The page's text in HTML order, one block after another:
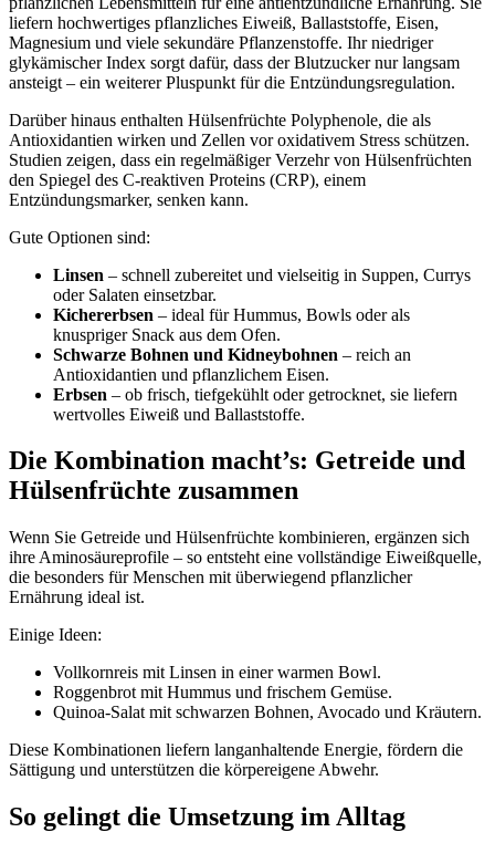
liefern hochwertiges pflanzliches Eiweiß, Ballaststoffe, Eisen,
Magnesium und viele sekundäre Pflanzenstoffe. Ihr niedriger
glykämischer Index sorgt dafür, dass der Blutzucker nur langsam
ansteigt – ein weiterer Pluspunkt für die Entzündungsregulation.
Darüber hinaus enthalten Hülsenfrüchte Polyphenole, die als
Antioxidantien wirken und Zellen vor oxidativem Stress schützen.
Studien zeigen, dass ein regelmäßiger Verzehr von Hülsenfrüchten
den Spiegel des C-reaktiven Proteins (CRP), einem
Entzündungsmarker, senken kann.
Gute Optionen sind:
Linsen – schnell zubereitet und vielseitig in Suppen, Currys
oder Salaten einsetzbar.
Kichererbsen – ideal für Hummus, Bowls oder als
knuspriger Snack aus dem Ofen.
Schwarze Bohnen und Kidneybohnen – reich an
Antioxidantien und pflanzlichem Eisen.
Erbsen – ob frisch, tiefgekühlt oder getrocknet, sie liefern
wertvolles Eiweiß und Ballaststoffe.
Die Kombination macht’s: Getreide und
Hülsenfrüchte zusammen
Wenn Sie Getreide und Hülsenfrüchte kombinieren, ergänzen sich
ihre Aminosäureprofile – so entsteht eine vollständige Eiweißquelle,
die besonders für Menschen mit überwiegend pflanzlicher
Ernährung ideal ist.
Einige Ideen:
Vollkornreis mit Linsen in einer warmen Bowl.
Roggenbrot mit Hummus und frischem Gemüse.
Quinoa-Salat mit schwarzen Bohnen, Avocado und Kräutern.
Diese Kombinationen liefern langanhaltende Energie, fördern die
Sättigung und unterstützen die körpereigene Abwehr.
So gelingt die Umsetzung im Alltag